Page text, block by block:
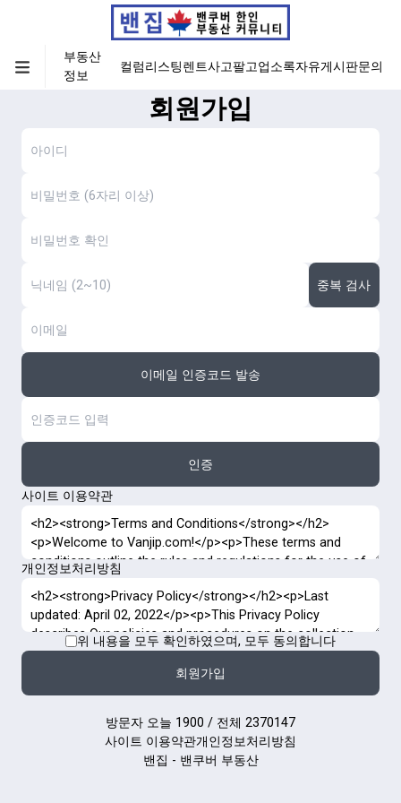
부동산
정보
컬럼리스팅렌트사고팔고업소록자유게시판문의
회원가입
중복 검사
이메일 인증코드 발송
인증
사이트 이용약관
개인정보처리방침
위 내용을 모두 확인하였으며, 모두 동의합니다
회원가입
방문자 오늘 1900 / 전체 2370147
사이트 이용약관개인정보처리방침
밴집 - 밴쿠버 부동산